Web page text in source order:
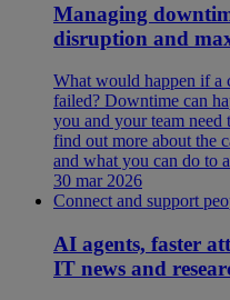
Managing
disruption and
What would happen if a
failed? Downtime can
you and your team need
find out more about the
and what you can do to
30 mar 2026
Connect and support
AI agents, faster
IT news and